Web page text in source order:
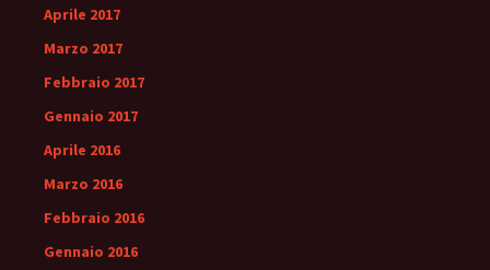
Aprile 2017
Marzo 2017
Febbraio 2017
Gennaio 2017
Aprile 2016
Marzo 2016
Febbraio 2016
Gennaio 2016